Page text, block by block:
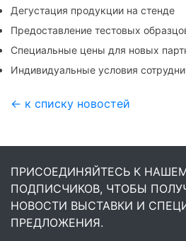
Дегустация продукции на стенде
Предоставление тестовых
Специальные цены для новых
Индивидуальные условия
← к списку новостей
ПРИСОЕДИНЯЙТЕСЬ К
ПОДПИСЧИКОВ, ЧТОБЫ
НОВОСТИ ВЫСТАВКИ И
ПРЕДЛОЖЕНИЯ.